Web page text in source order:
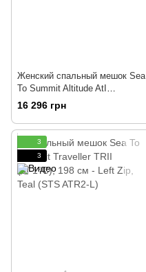
Женский спальный мешок Sea
To Summit Altitude AtI
(-4/-10°C), 183 см - Right Zip,
Artic/Ocean (STS AAT1-WL)
16 296 грн
3
3